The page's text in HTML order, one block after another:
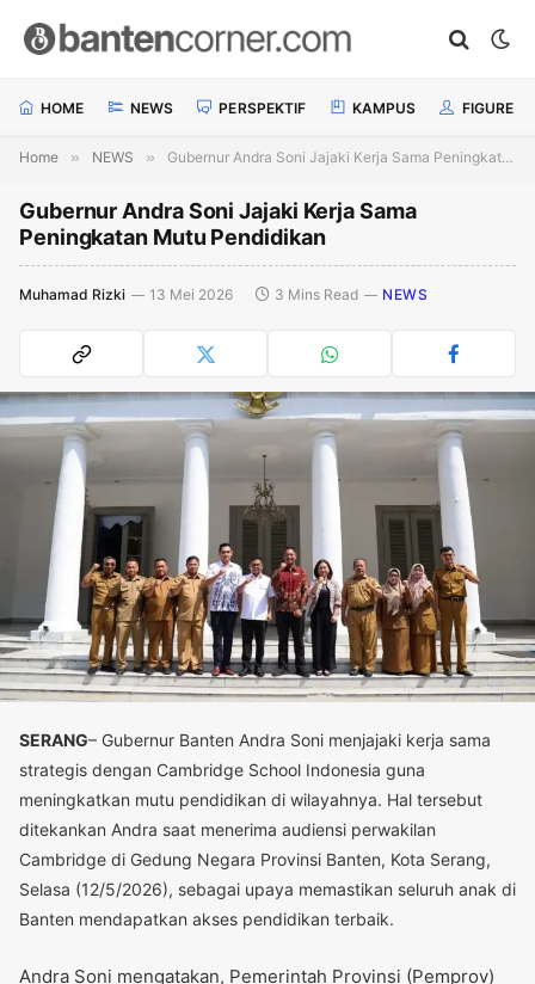
HOME NEWS PERSPEKTIF KAMPUS FIGURE
Home » NEWS » Gubernur Andra Soni Jajaki Kerja Sama Peningkatan Mutu Pendidikan
Gubernur Andra Soni Jajaki Kerja Sama
Peningkatan Mutu Pendidikan
Muhamad Rizki 13 Mei 2026 3 Mins Read NEWS
SERANG– Gubernur Banten Andra Soni menjajaki kerja sama
strategis dengan Cambridge School Indonesia guna
meningkatkan mutu pendidikan di wilayahnya. Hal tersebut
ditekankan Andra saat menerima audiensi perwakilan
Cambridge di Gedung Negara Provinsi Banten, Kota Serang,
Selasa (12/5/2026), sebagai upaya memastikan seluruh anak di
Banten mendapatkan akses pendidikan terbaik.
Andra Soni mengatakan, Pemerintah Provinsi (Pemprov)